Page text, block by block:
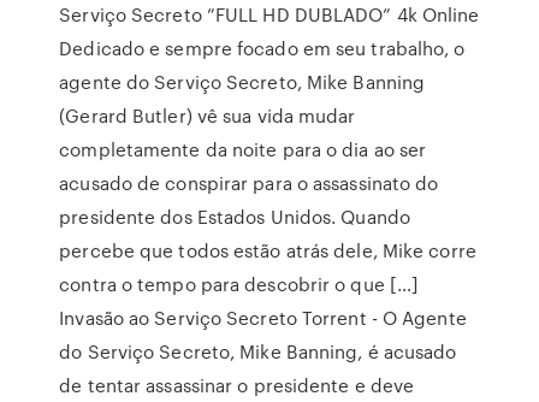
Serviço Secreto ”FULL HD DUBLADO” 4k Online
Dedicado e sempre focado em seu trabalho, o
agente do Serviço Secreto, Mike Banning
(Gerard Butler) vê sua vida mudar
completamente da noite para o dia ao ser
acusado de conspirar para o assassinato do
presidente dos Estados Unidos. Quando
percebe que todos estão atrás dele, Mike corre
contra o tempo para descobrir o que […]
Invasão ao Serviço Secreto Torrent - O Agente
do Serviço Secreto, Mike Banning, é acusado
de tentar assassinar o presidente e deve